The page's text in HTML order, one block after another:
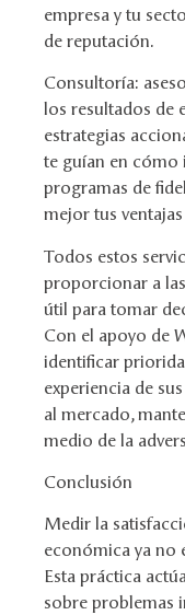
empresa y tu
de reputación.
Consultoría:
los resultados de
estrategias
te guían en cómo
programas de
mejor tus
Todos estos
proporcionar a
útil para tomar
Con el apoyo de
identificar
experiencia de
al mercado,
medio de la
Conclusión
Medir la
económica ya no
Esta práctica
sobre problemas